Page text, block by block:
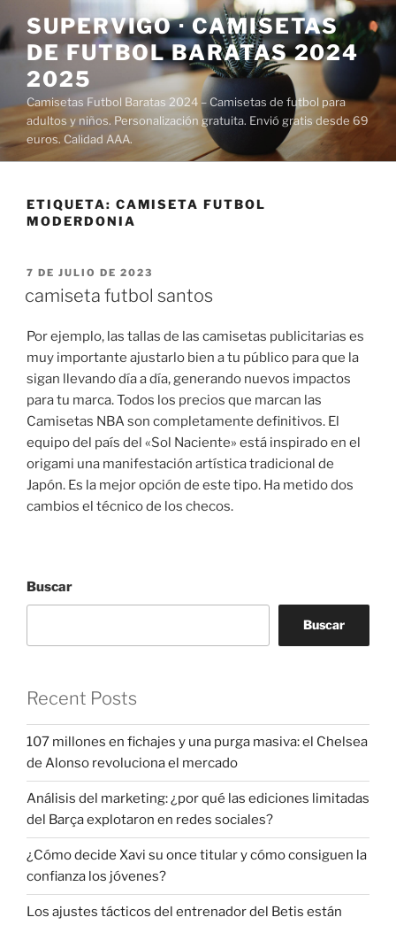
al
contenido
SUPERVIGO · CAMISETAS
DE FUTBOL BARATAS 2024
2025
Camisetas Futbol Baratas 2024 – Camisetas de futbol para
adultos y niños. Personalización gratuita. Envió gratis desde 69
euros. Calidad AAA.
ETIQUETA: CAMISETA FUTBOL
MODERDONIA
PUBLICADO
7 DE JULIO DE 2023
camiseta futbol santos
Por ejemplo, las tallas de las camisetas publicitarias es
muy importante ajustarlo bien a tu público para que la
sigan llevando día a día, generando nuevos impactos
para tu marca. Todos los precios que marcan las
Camisetas NBA son completamente definitivos. El
equipo del país del «Sol Naciente» está inspirado en el
origami una manifestación artística tradicional de
Japón. Es la mejor opción de este tipo. Ha metido dos
cambios el técnico de los checos.
Buscar
Buscar
Recent Posts
107 millones en fichajes y una purga masiva: el Chelsea
de Alonso revoluciona el mercado
Análisis del marketing: ¿por qué las ediciones limitadas
del Barça explotaron en redes sociales?
¿Cómo decide Xavi su once titular y cómo consiguen la
confianza los jóvenes?
Los ajustes tácticos del entrenador del Betis están